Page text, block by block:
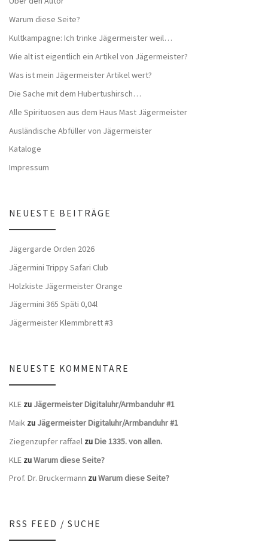
Warum diese Seite?
Kultkampagne: Ich trinke Jägermeister weil…
Wie alt ist eigentlich ein Artikel von Jägermeister?
Was ist mein Jägermeister Artikel wert?
Die Sache mit dem Hubertushirsch…
Alle Spirituosen aus dem Haus Mast Jägermeister
Ausländische Abfüller von Jägermeister
Kataloge
Impressum
NEUESTE BEITRÄGE
Jägergarde Orden 2026
Jägermini Trippy Safari Club
Holzkiste Jägermeister Orange
Jägermini 365 Späti 0,04l
Jägermeister Klemmbrett #3
NEUESTE KOMMENTARE
KLE zu Jägermeister Digitaluhr/Armbanduhr #1
Maik zu Jägermeister Digitaluhr/Armbanduhr #1
Ziegenzupfer raffael zuDie 1335. von allen.
KLE zuWarum diese Seite?
Prof. Dr. Bruckermann zuWarum diese Seite?
RSS FEED / SUCHE